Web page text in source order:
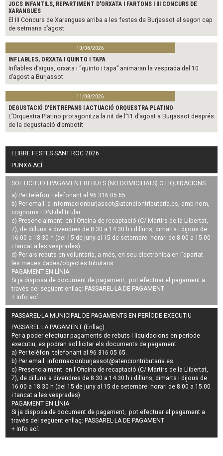
JOCS INFANTILS, REPARTIMENT D'ORXATA I FARTONS I III CONCURS DE
XARANGUES
El III Concurs de Xarangues arriba a les festes de Burjassot el segon cap
de setmana d’agost
10/08/2026
INFLABLES, ORXATA I QUINTO I TAPA
Inflables d’aigua, orxata i “quinto i tapa” animaran la vesprada del 10
d’agost a Burjassot
11/08/2026
DEGUSTACIÓ D'ENTREPANS I ACTUACIÓ ORQUESTRA PLATINO
L’Orquestra Platino protagonitza la nit de l’11 d’agost a Burjassot després
de la degustació d’embotit
LLIBRE FESTES SANT ROC 2026
PUNXA ACÍ
SOL·LICITUD I PAGAMENT REBUTS (NO DOMICILIATS) O LIQUIDACIONS
a) Per telèfon: telefonant al 96 316 05 65.
b) Per email: a informacionburjassot@atenciontributaria.es, amb nom,
cognoms i DNI del titular.
c) Presencialment: en l'Oficina de recaptació (C/ Màrtirs de la Llibertat,
7), de dilluns a divendres de 8.30 a 14.30 h i dilluns, dimarts i dijous de
16.00 a 18.30 h (del 15 de juny al 15 de setembre: horari de 8.00 a 15.00
i tancat a les vesprades).
d) Per als rebuts en voluntària, a més, en seu electrònica en l'apartat
les meues dades/objectes tributaris.
PAGAMENT EN LÍNIA:
Si ja disposa de document de pagament, pot efectuar el pagament a
través del següent enllaç: PASSAREL·LA DE PAGAMENT
+ Info ací.
PASSAREL·LA MUNICIPAL DE PAGAMENTS EN PERÍODE EXECUTIU
PASSAREL·LA PAGAMENT (Enllaç)
Per a poder efectuar pagaments derebuts i liquidacions en període
executiu, es podran sol·licitar els documents de pagament:
a) Per telèfon: telefonant al 96 316 05 65.
b) Per email:informacionburjassot@atenciontributaria.es.
c) Presencialment: en l'Oficina de recaptació (C/ Màrtirs de la Llibertat,
7), de dilluns a divendres de 8.30 a 14.30 h i dilluns, dimarts i dijous de
16.00 a 18.30 h (del 15 de juny al 15 de setembre: horari de 8.00 a 15.00
i tancat a les vesprades).
PAGAMENT EN LÍNIA:
Si ja disposa de document de pagament, pot efectuar el pagament a
través del següent enllaç: PASSAREL·LA DE PAGAMENT
+ Info ací.